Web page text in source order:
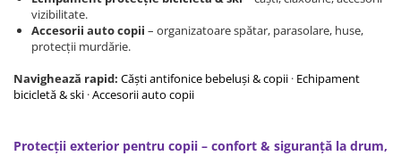
Protectii utile
Poarta siguranta copii
Deflectoare pentru aer conditionat
Protectii exterior
bebelusi
vizibilitate.
Accesorii auto copii – organizatoare spătar, parasolare, huse,
protecții murdărie.
Navighează rapid: Căști antifonice bebeluși & copii · Echipament
bicicletă & ski ·Accesorii auto copii
Protecții exterior pentru copii – confort & siguranță la drum,